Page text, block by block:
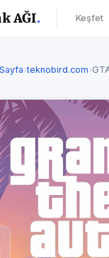
AĞI. Keşfet
›teknobird.com›